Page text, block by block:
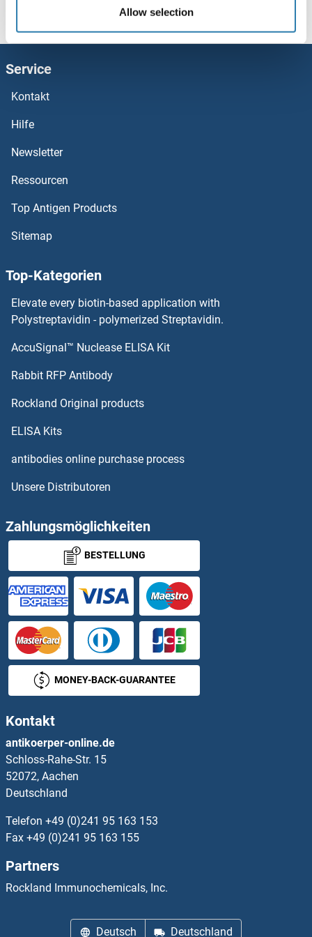
Allow selection
FGFR3 ELISA Kits
FGFR2 ELISA Kits
FGFR1OP ELISA Kits
FGFR1 ELISA Kits
FGFBP2 ELISA Kits
FGF9 ELISA Kits
FGF8 ELISA Kits
FGF7 ELISA Kits
Fibrillarin ELISA Kits
Fibrillin 1 ELISA Kits
Fibrillin 2 ELISA Kits
Fibrillin 3 ELISA Kits
Fibrinogen ELISA Kits
Fibrinogen beta Chain ELISA Kits
Fibroblast Growth Factor 1 (Acidic) ELISA Kits
Fibroblast Growth Factor Receptor ELISA Kits
Fibromodulin ELISA Kits
Fibronectin ELISA Kits
Fibronectin 1 ELISA Kits
Fibronectin Type III Domain Containing 3A ELISA Kits
Fibrosin ELISA Kits
Fibulin 5 ELISA Kits
FHOD1 FHOD1 ELISA Kits
Service
Kontakt
Hilfe
Newsletter
Ressourcen
Top Antigen Products
Sitemap
Top-Kategorien
Elevate every biotin-based application with
Polystreptavidin - polymerized Streptavidin.
AccuSignal™ Nuclease ELISA Kit
Rabbit RFP Antibody
Rockland Original products
ELISA Kits
antibodies online purchase process
Unsere Distributoren
Zahlungsmöglichkeiten
BESTELLUNG
MONEY-BACK-GUARANTEE
Kontakt
antikoerper-online.de
Schloss-Rahe-Str. 15
52072, Aachen
Deutschland
Telefon +49 (0)241 95 163 153
Fax +49 (0)241 95 163 155
Partners
Rockland Immunochemicals, Inc.
Deutsch Deutschland